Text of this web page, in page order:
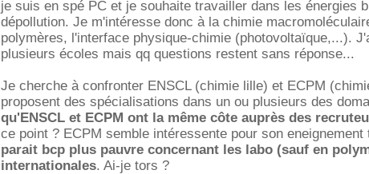
je suis en spé PC et je souhaite travailler dans les énergies
dépollution. Je m'intéresse donc à la chimie
polymères, l'interface physique-chimie (photovoltaïque,...).
plusieurs écoles mais qq questions restent sans réponse...
Je cherche à confronter ENSCL (chimie lille) et ECPM
proposent des spécialisations dans un ou plusieurs des
qu'ENSCL et ECPM ont la même côte auprès des
ce point ? ECPM semble intéressente pour son eneignement
parait bcp plus pauvre concernant les labo (sauf en
internationales. Ai-je tors ?